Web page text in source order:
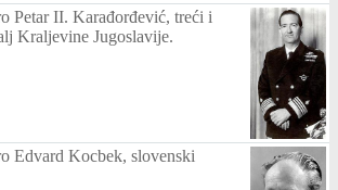
Petar II. Karađorđević, treći i
Kraljevine Jugoslavije.
Edvard Kocbek, slovenski